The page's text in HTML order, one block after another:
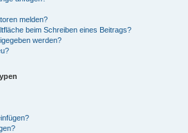
melden?
beim Schreiben eines Beitrags?
werden?